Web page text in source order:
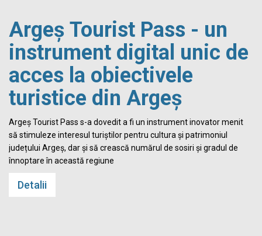
Argeș Tourist Pass - un
instrument digital unic de
acces la obiectivele
turistice din Argeș
Argeș Tourist Pass s-a dovedit a fi un instrument inovator menit
să stimuleze interesul turiștilor pentru cultura și patrimoniul
județului Argeș, dar și să crească numărul de sosiri și gradul de
înnoptare în această regiune
Detalii